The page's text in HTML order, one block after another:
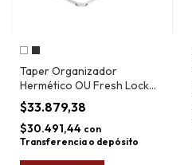
Taper Organizador
Hermético OU Fresh Lock
2,4L
$33.879,38
$30.491,44 con
Transferencia o depósito